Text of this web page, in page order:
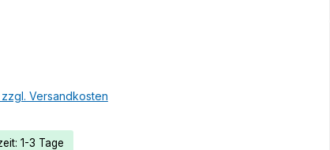
Versandkosten
1-3 Tage